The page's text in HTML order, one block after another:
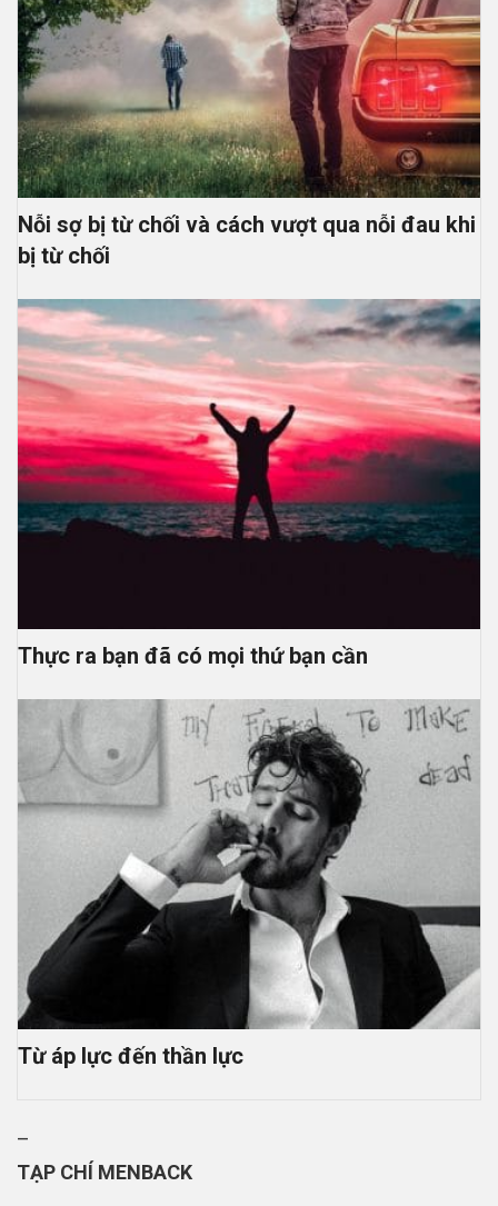
Nỗi sợ bị từ chối và cách vượt qua nỗi đau khi
bị từ chối
Thực ra bạn đã có mọi thứ bạn cần
Từ áp lực đến thần lực
–
TẠP CHÍ MENBACK